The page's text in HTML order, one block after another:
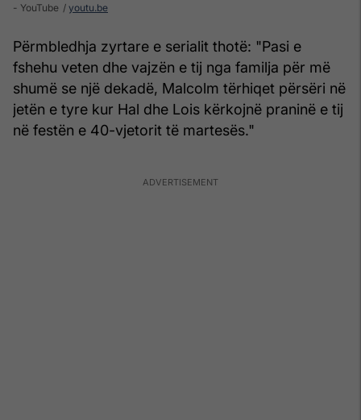
- YouTube youtu.be
Përmbledhja zyrtare e serialit thotë: "Pasi e
fshehu veten dhe vajzën e tij nga familja për më
shumë se një dekadë, Malcolm tërhiqet përsëri në
jetën e tyre kur Hal dhe Lois kërkojnë praninë e tij
në festën e 40-vjetorit të martesës."